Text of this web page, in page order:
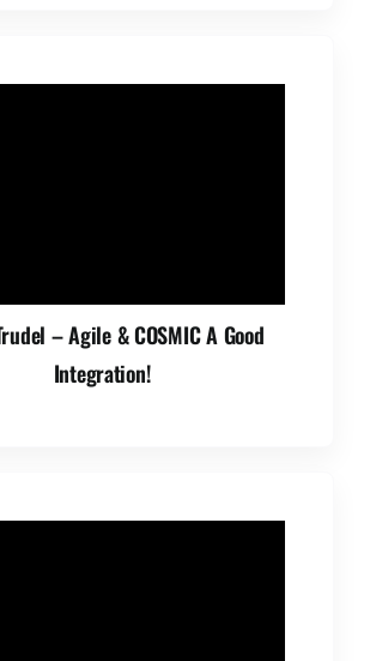
– Agile & COSMIC A Good
Integration!